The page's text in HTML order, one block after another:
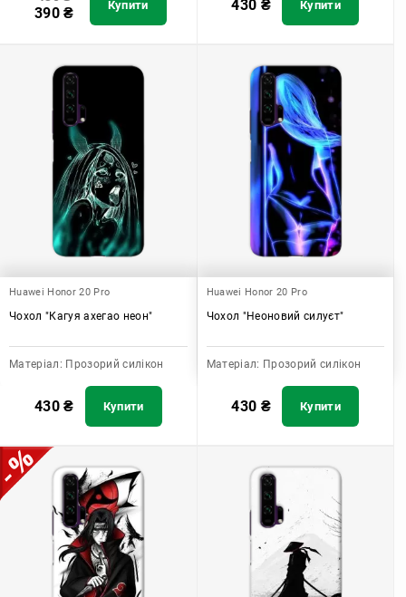
390₴ Купити 430 ₴ Купити
Huawei Honor 20 Pro
Чохол "Кагуя ахегао неон"
Матеріал: Прозорий силікон
430₴ Купити
Huawei Honor 20 Pro
Чохол "Неоновий силуєт"
Матеріал: Прозорий силікон
430 ₴ Купити